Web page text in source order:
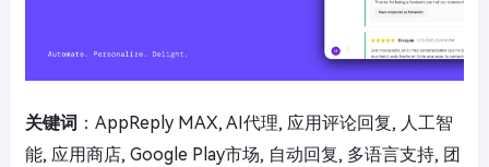
关键词 ：AppReply MAX, AI代理, 应用评论回复, 人工智
能, 应用商店, Google Play市场, 自动回复, 多语言支持, 团